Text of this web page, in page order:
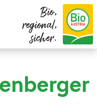
Bio,
regional,
sicher.